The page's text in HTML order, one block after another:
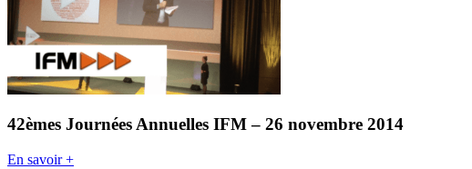
42èmes Journées Annuelles IFM – 26 novembre 2014
En savoir +